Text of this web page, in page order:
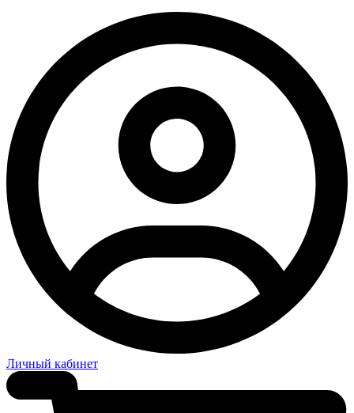
Личный кабинет